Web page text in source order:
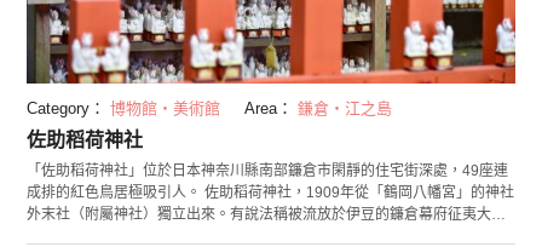
Category： 博物館・美術館 Area： 鎌倉・江之島
佐助稻荷神社
「佐助稻荷神社」位於日本神奈川縣南部鐮倉市閑靜的住宅街深處，49座連
成排的紅色鳥居極吸引人。 佐助稻荷神社，1909年從「鶴岡八幡宮」的神社
外末社（附屬神社）獨立出來。有說法稱被流放於伊豆的鐮倉幕府征夷大將